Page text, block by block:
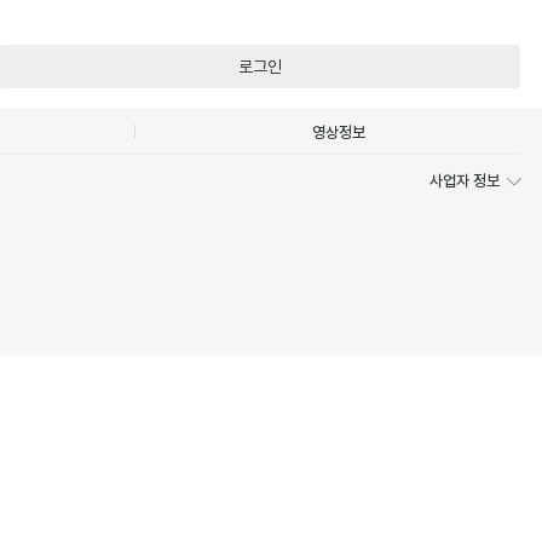
로그인
영상정보
사업자 정보